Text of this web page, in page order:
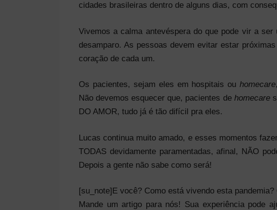
cidades brasileiras dentro de alguns dias, com
Vivemos a calma antevéspera do que pode vir a
desamparo. As pessoas devem evitar estar
coração de cada um.
Os pacientes, sejam eles em hospitais ouhomecare
Não devemos esquecer que, pacientes de homecare
DO AMOR, tudo já é tão difícil pra eles.
Lucas continua muito amado, e esses momentos
TODAS devidamente paramentadas, afinal, NÃO
Depois a gente não sabe como será!
[su_note]E você? Como está vivendo esta
Mande um artigo para nós! Sua experiência pode